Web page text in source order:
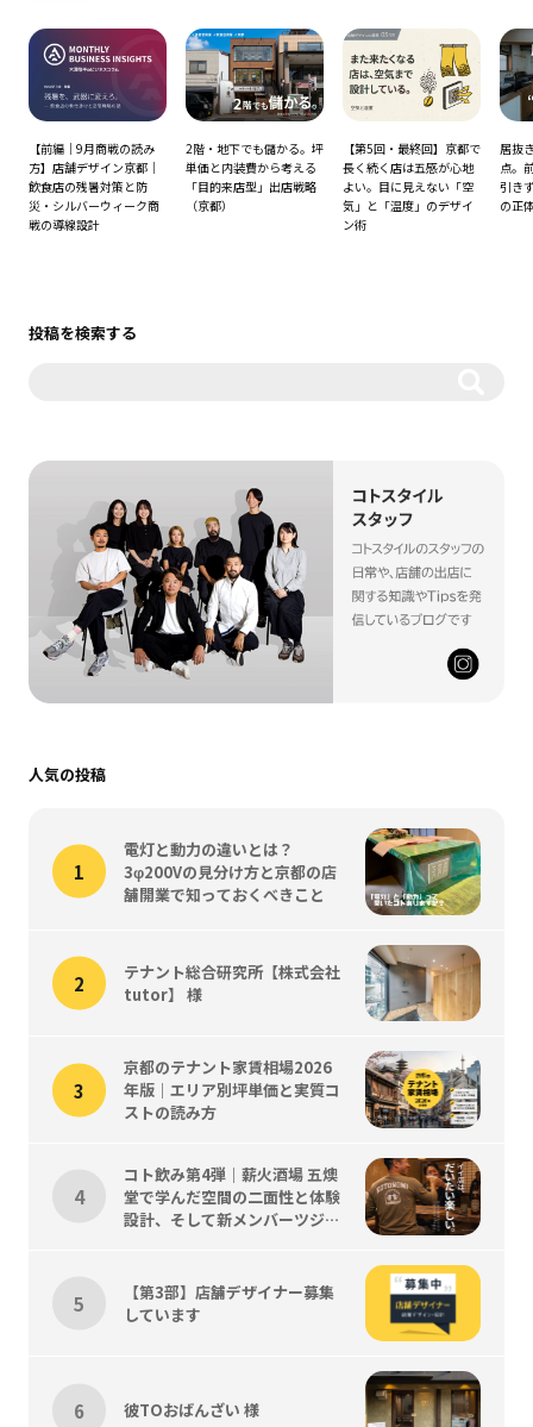
【前編｜9月商戦の読み
方】店舗デザイン京都｜
飲食店の残暑対策と防
災・シルバーウィーク商
戦の導線設計
2階・地下でも儲かる。坪
単価と内装費から考える
「目的来店型」出店戦略
（京都）
【第5回・最終回】京都で
長く続く店は五感が心地
よい。目に見えない「空
気」と「温度」のデザイ
ン術
居抜
点。
引き
の正
投稿を検索する
人気の投稿
電灯と動力の違いとは？
3φ200Vの見分け方と京都の店
舗開業で知っておくべきこと
テナント総合研究所【株式会社
tutor】 様
京都のテナント家賃相場2026
年版｜エリア別坪単価と実質コ
ストの読み方
コト飲み第4弾｜薪火酒場 五燠
堂で学んだ空間の二面性と体験
設計、そして新メンバーツジく
【第3部】店舗デザイナー募集
しています
彼TOおばんざい 様